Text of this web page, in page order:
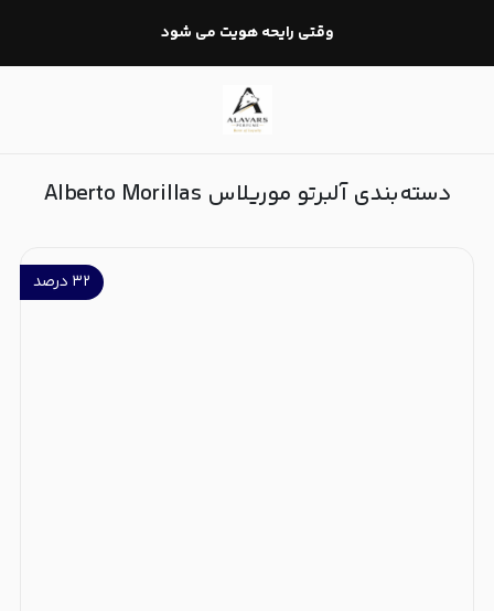
وقتی رایحه هویت می شود
دسته‌بندی آلبرتو موریلاس Alberto Morillas
۳۲ درصد